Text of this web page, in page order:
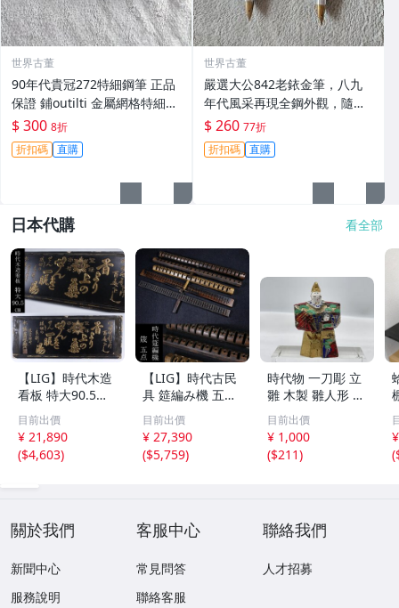
世界古董
90年代貴冠272特細鋼筆 正品
保證 鋪outilti 金屬網格特細筆
尖書寫順滑 古典美雅 貴冠272
特細鋼筆 鋪outilti 金屬網格
細筆尖 9
$ 300 8折
折扣碼 直購
世界古董
嚴選大公842老銥金筆，八九
年代風采再現全鋼外觀，隨機
附送兩種筆夾。全新未使用，
保存極佳。 842老鋼筆 全鋼金
筆 未用過墨水
$ 260 77折
折扣碼 直購
日本代購 看全部
【LIG】時代木造
看板 特大90.5㎝
金彩 本舗 高田徳
左衛門 古美術品
2606.676
目前出價
¥ 21,890
($4,603)
【LIG】時代古民
具 筵編み機 五点
むしろ編み 筬 お
さ 農具 古道具 26
04.458
目前出價
¥ 27,390
($5,759)
時代物 一刀彫 立
雛 木製 雛人形 木
彫彩色 小型 2.2×
3.5×H5.7cm ひな
祭り 郷土玩具 木
工芸 置物 木彫人
目前出價
¥ 1,000
($211)
(
關於我們
新聞中心
服務說明
客服中心
常見問答
聯絡客服
聯絡我們
人才招募